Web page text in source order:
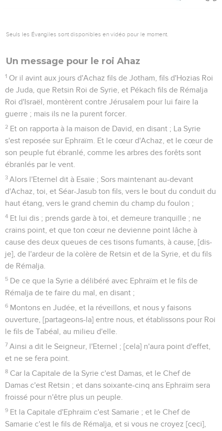
Seuls les Évangiles sont disponibles en vidéo pour le moment.
Un message pour le roi Ahaz
1 Or il avint aux jours d'Achaz fils de Jotham, fils d'Hozias Roi
de Juda, que Retsin Roi de Syrie, et Pékach fils de Rémalja
Roi d'Israël, montèrent contre Jérusalem pour lui faire la
guerre ; mais ils ne la purent forcer.
2 Et on rapporta à la maison de David, en disant ; La Syrie
s'est reposée sur Ephraïm. Et le cœur d'Achaz, et le cœur de
son peuple fut ébranlé, comme les arbres des forêts sont
ébranlés par le vent.
3 Alors l'Eternel dit à Esaïe ; Sors maintenant au-devant
d'Achaz, toi, et Séar-Jasub ton fils, vers le bout du conduit du
haut étang, vers le grand chemin du champ du foulon ;
4 Et lui dis ; prends garde à toi, et demeure tranquille ; ne
crains point, et que ton cœur ne devienne point lâche à
cause des deux queues de ces tisons fumants, à cause, [dis-
je], de l'ardeur de la colère de Retsin et de la Syrie, et du fils
de Rémalja.
5 De ce que la Syrie a délibéré avec Ephraïm et le fils de
Rémalja de te faire du mal, en disant ;
6 Montons en Judée, et la réveillons, et nous y faisons
ouverture, [partageons-la] entre nous, et établissons pour Roi
le fils de Tabéal, au milieu d'elle.
7 Ainsi a dit le Seigneur, l'Eternel ; [cela] n'aura point d'effet,
et ne se fera point.
8 Car la Capitale de la Syrie c'est Damas, et le Chef de
Damas c'est Retsin ; et dans soixante-cinq ans Ephraïm sera
froissé pour n'être plus un peuple.
9 Et la Capitale d'Ephraïm c'est Samarie ; et le Chef de
Samarie c'est le fils de Rémalja, et si vous ne croyez [ceci],